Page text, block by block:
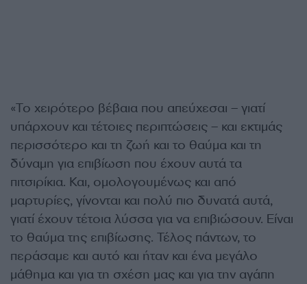
«Το χειρότερο βέβαια που απεύχεσαι – γιατί
υπάρχουν και τέτοιες περιπτώσεις – και εκτιμάς
περισσότερο και τη ζωή και το θαύμα και τη
δύναμη για επιβίωση που έχουν αυτά τα
πιτσιρίκια. Και, ομολογουμένως και από
μαρτυρίες, γίνονται και πολύ πιο δυνατά αυτά,
γιατί έχουν τέτοια λύσσα για να επιβιώσουν. Είναι
το θαύμα της επιβίωσης. Τέλος πάντων, το
περάσαμε και αυτό και ήταν και ένα μεγάλο
μάθημα και για τη σχέση μας και για την αγάπη